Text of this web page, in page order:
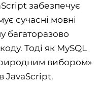
забезпечує
сучасні мовні
багаторазово
Тоді як MySQL
вибором»
JavaScript.